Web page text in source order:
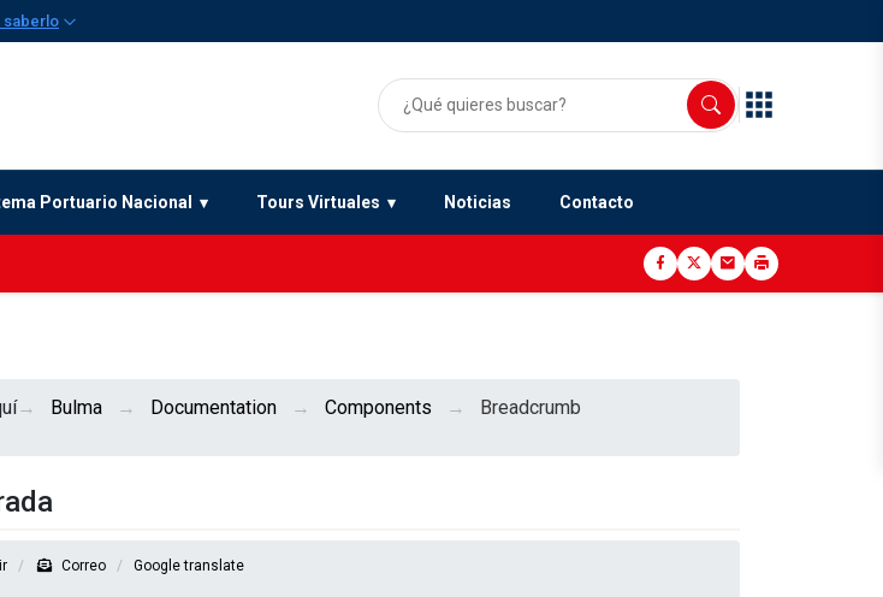
saberlo
Portuario Nacional Tours Virtuales Noticias Contacto
Bulma Documentation Components Breadcrumb
Correo Google translate